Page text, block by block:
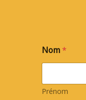
Nom*
Prénom